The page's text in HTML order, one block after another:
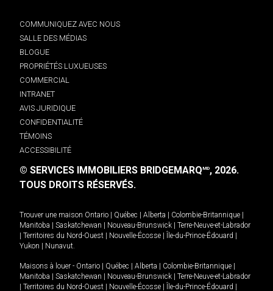
COMMUNIQUEZ AVEC NOUS
SALLE DES MÉDIAS
BLOGUE
PROPRIÉTÉS LUXUEUSES
COMMERCIAL
INTRANET
AVIS JURIDIQUE
CONFIDENTIALITÉ
TÉMOINS
ACCESSIBILITÉ
© SERVICES IMMOBILIERS BRIDGEMARQMD, 2026.
TOUS DROITS RÉSERVÉS.
Trouver une maison Ontario Québec Alberta Colombie-Britannique
Manitoba
Saskatchewan Nouveau-Brunswick
Terre-Neuve-et-Labrador
Territoires du Nord-Ouest Nouvelle-Écosse Île-du-Prince-Édouard
Yukon
Nunavut.
Maisons à louer - Ontario Québec Alberta Colombie-Britannique
Manitoba
Saskatchewan Nouveau-Brunswick
Terre-Neuve-et-Labrador
Territoires du Nord-Ouest Nouvelle-Écosse Île-du-Prince-Édouard